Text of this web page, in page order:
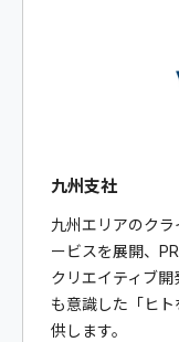
九州支社
九州エリアのク
ービスを展開、
クリエイティブ
も意識した「ヒ
供します。